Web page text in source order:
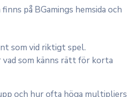
på BGamings hemsida och
som vid riktigt spel.
som känns rätt för korta
och hur ofta höga multipliers